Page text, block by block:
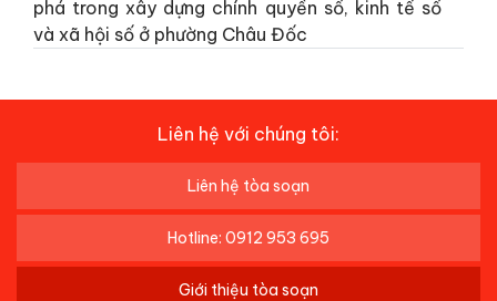
phá trong xây dựng chính quyền số, kinh tế số
và xã hội số ở phường Châu Đốc
Liên hệ với chúng tôi:
Liên hệ tòa soạn
Hotline: 0912 953 695
Giới thiệu tòa soạn